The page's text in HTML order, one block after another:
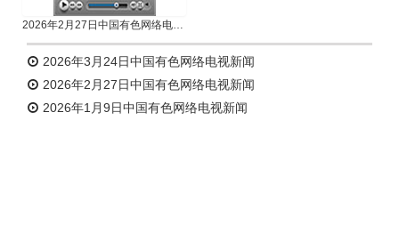
2026年2月27日中国有色网络电视新闻
2026年3月24日中国有色网络电视新闻
2026年2月27日中国有色网络电视新闻
2026年1月9日中国有色网络电视新闻